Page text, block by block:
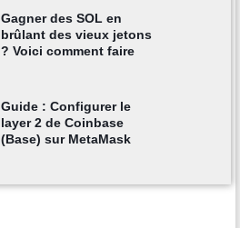
Gagner des SOL en
brûlant des vieux jetons
? Voici comment faire
Guide : Configurer le
layer 2 de Coinbase
(Base) sur MetaMask